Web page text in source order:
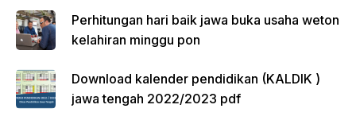
Perhitungan hari baik jawa buka usaha weton
kelahiran minggu pon
Download kalender pendidikan (KALDIK )
jawa tengah 2022/2023 pdf